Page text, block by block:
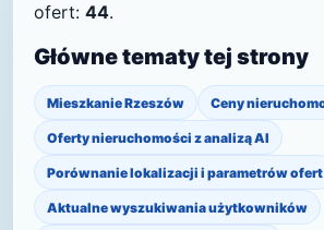
ofert: 44.
Główne tematy tej strony
Mieszkanie Rzeszów Ceny
Oferty nieruchomości z analizą AI
Porównanie lokalizacji i parametrów ofert
Aktualne wyszukiwania użytkowników